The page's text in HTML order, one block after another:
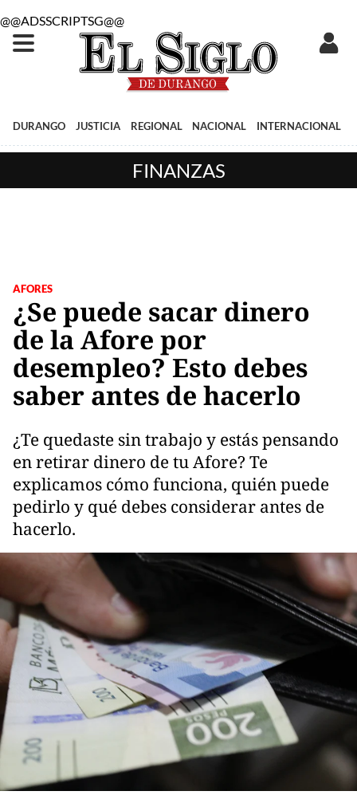
@@ADSSCRIPTSG@@
DURANGO JUSTICIA REGIONAL NACIONAL INTERNACIONAL
FINANZAS
AFORES
¿Se puede sacar dinero
de la Afore por
desempleo? Esto debes
saber antes de hacerlo
¿Te quedaste sin trabajo y estás pensando
en retirar dinero de tu Afore? Te
explicamos cómo funciona, quién puede
pedirlo y qué debes considerar antes de
hacerlo.